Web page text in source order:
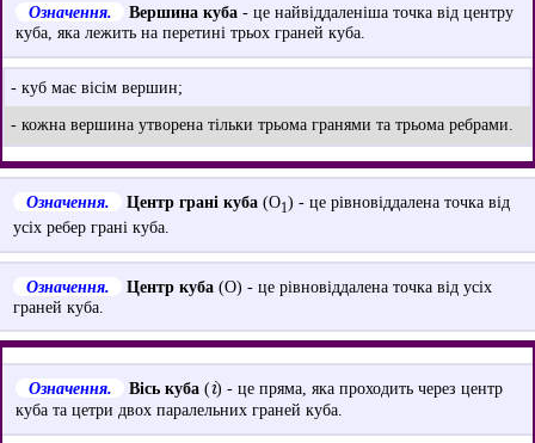
Означення. Вершина куба - це найвіддаленіша точка від центру
куба, яка лежить на перетині трьох граней куба.
- куб має вісім вершин;
- кожна вершина утворена тільки трьома гранями та трьома ребрами.
Означення. Центр грані куба (O1) - це рівновіддалена точка від
усіх ребер грані куба.
Означення. Центр куба (O) - це рівновіддалена точка від усіх
граней куба.
Означення. Вісь куба (i) - це пряма, яка проходить через центр
куба та цетри двох паралельних граней куба.